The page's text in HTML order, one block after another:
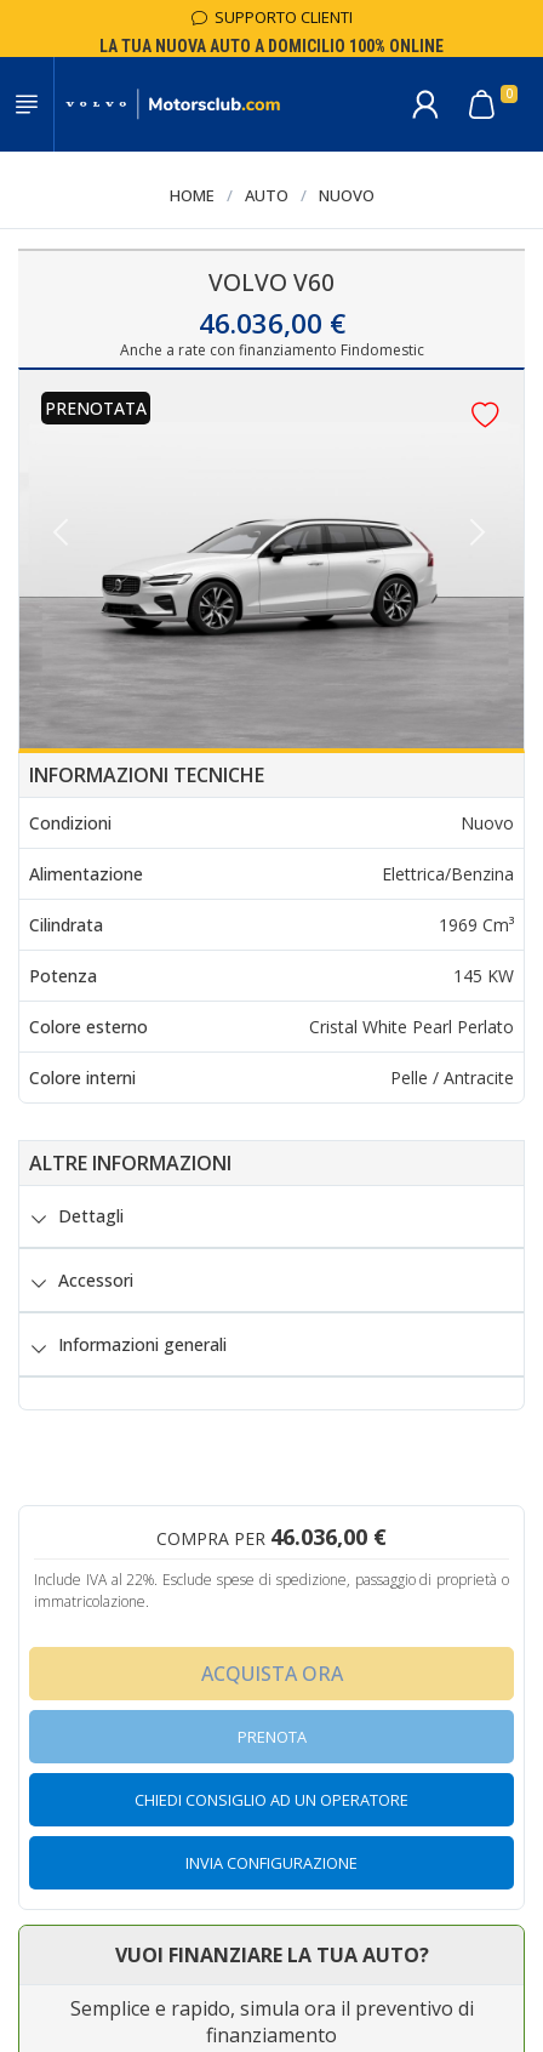
SUPPORTO CLIENTI
LA TUA NUOVA AUTO A DOMICILIO 100% ONLINE
0
HOME / AUTO / NUOVO
VOLVO V60
46.036,00 €
Anche a rate con finanziamento Findomestic
PRENOTATA
INFORMAZIONI TECNICHE
Condizioni Nuovo
Alimentazione Elettrica/Benzina
Cilindrata 1969 Cm³
Potenza 145 KW
Colore esterno Cristal White Pearl Perlato
Colore interni Pelle / Antracite
ALTRE INFORMAZIONI
Dettagli
Accessori
Informazioni generali
COMPRA PER 46.036,00 €
Include IVA al 22%. Esclude spese di spedizione, passaggio di proprietà o
immatricolazione.
ACQUISTA ORA
PRENOTA
CHIEDI CONSIGLIO AD UN OPERATORE
INVIA CONFIGURAZIONE
VUOI FINANZIARE LA TUA AUTO?
Semplice e rapido, simula ora il preventivo di
finanziamento